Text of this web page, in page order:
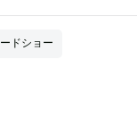
ドショー